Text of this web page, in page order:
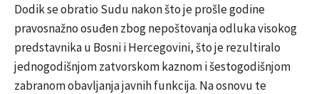
Dodik se obratio Sudu nakon što je prošle godine
pravosnažno osuđen zbog nepoštovanja odluka visokog
predstavnika u Bosni i Hercegovini, što je rezultiralo
jednogodišnjom zatvorskom kaznom i šestogodišnjom
zabranom obavljanja javnih funkcija. Na osnovu te